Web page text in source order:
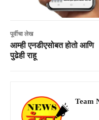
पूर्वीचा लेख
आम्ही एनडीएसोबत होतो आणि
पुढेही राहू
Team